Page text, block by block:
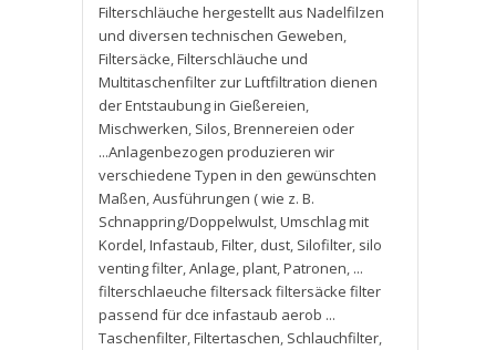
Filterschläuche hergestellt aus Nadelfilzen
und diversen technischen Geweben,
Filtersäcke,Filterschläuche und
Multitaschenfilter zur Luftfiltration dienen
der Entstaubung in Gießereien,
Mischwerken, Silos,Brennereien oder
...Anlagenbezogen produzieren wir
verschiedene Typen in den gewünschten
Maßen,Ausführungen ( wie z. B.
Schnappring/Doppelwulst,Umschlag mit
Kordel,Infastaub,Filter, dust, Silofilter, silo
venting filter,Anlage,plant,Patronen, ...
filterschlaeuche filtersack filtersäcke filter
passend für dce infastaub aerob ...
Taschenfilter,Filtertaschen, Schlauchfilter,